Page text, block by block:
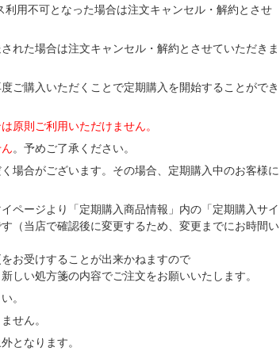
用不可となった場合は注文キャンセル・解約とさせ
れた場合は注文キャンセル・解約とさせていただきま
ご購入いただくことで定期購入を開始することができ
原則ご利用いただけません。
。予めご了承ください。
場合がございます。その場合、定期購入中のお客様に
ページより「定期購入商品情報」内の「定期購入サイ
（当店で確認後に変更するため、変更までにお時間い
お受けすることが出来かねますので
しい処方箋の内容でご注文をお願いいたします。
。
せん。
となります。